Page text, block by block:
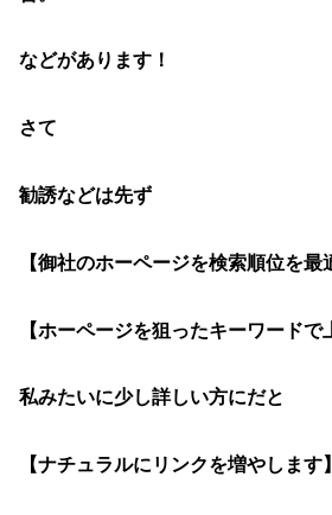
などがあります！
さて
勧誘などは先ず
【御社のホーページを検索順位を最
【ホーページを狙ったキーワードで
私みたいに少し詳しい方にだと
【ナチュラルにリンクを増やします